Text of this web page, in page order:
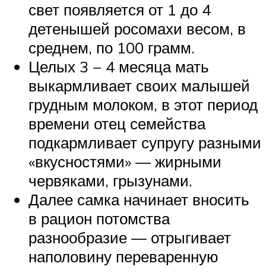
свет появляется от 1 до 4
детенышей росомахи весом, в
среднем, по 100 грамм.
Целых 3 − 4 месяца мать
выкармливает своих малышей
грудным молоком, в этот период
времени отец семейства
подкармливает супругу разными
«вкусностями» — жирными
червяками, грызунами.
Далее самка начинает вносить
в рацион потомства
разнообразие — отрыгивает
наполовину переваренную